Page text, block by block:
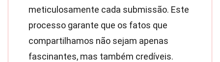
meticulosamente cada submissão. Este
processo garante que os fatos que
compartilhamos não sejam apenas
fascinantes, mas também credíveis.